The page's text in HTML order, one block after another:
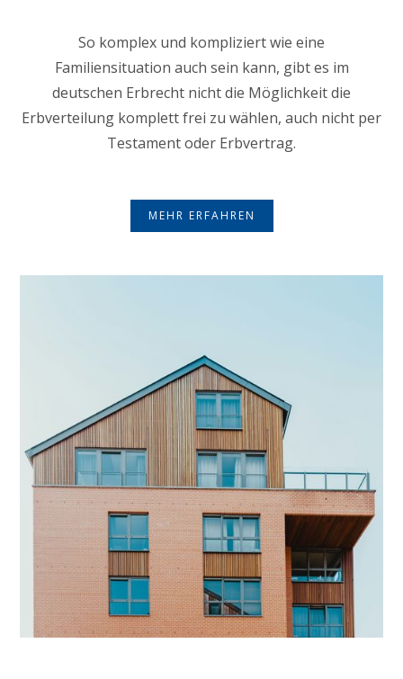
So komplex und kompliziert wie eine
Familiensituation auch sein kann, gibt es im
deutschen Erbrecht nicht die Möglichkeit die
Erbverteilung komplett frei zu wählen, auch nicht per
Testament oder Erbvertrag.
MEHR ERFAHREN